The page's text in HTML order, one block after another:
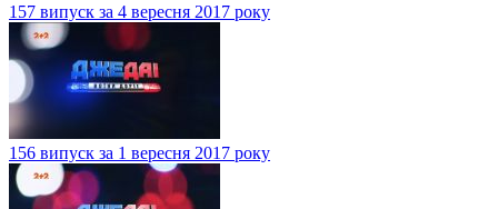
157 випуск за 4 вересня 2017 року
156 випуск за 1 вересня 2017 року